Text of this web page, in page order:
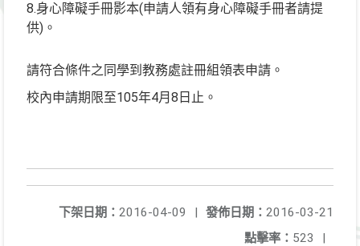
8.身心障礙手冊影本(申請人領有身心障礙手冊者請提
供)。
請符合條件之同學到教務處註冊組領表申請。
校內申請期限至105年4月8日止。
發佈日期： 2016-03-21
下架日期： 2016-04-09
|
點擊率： 523 |